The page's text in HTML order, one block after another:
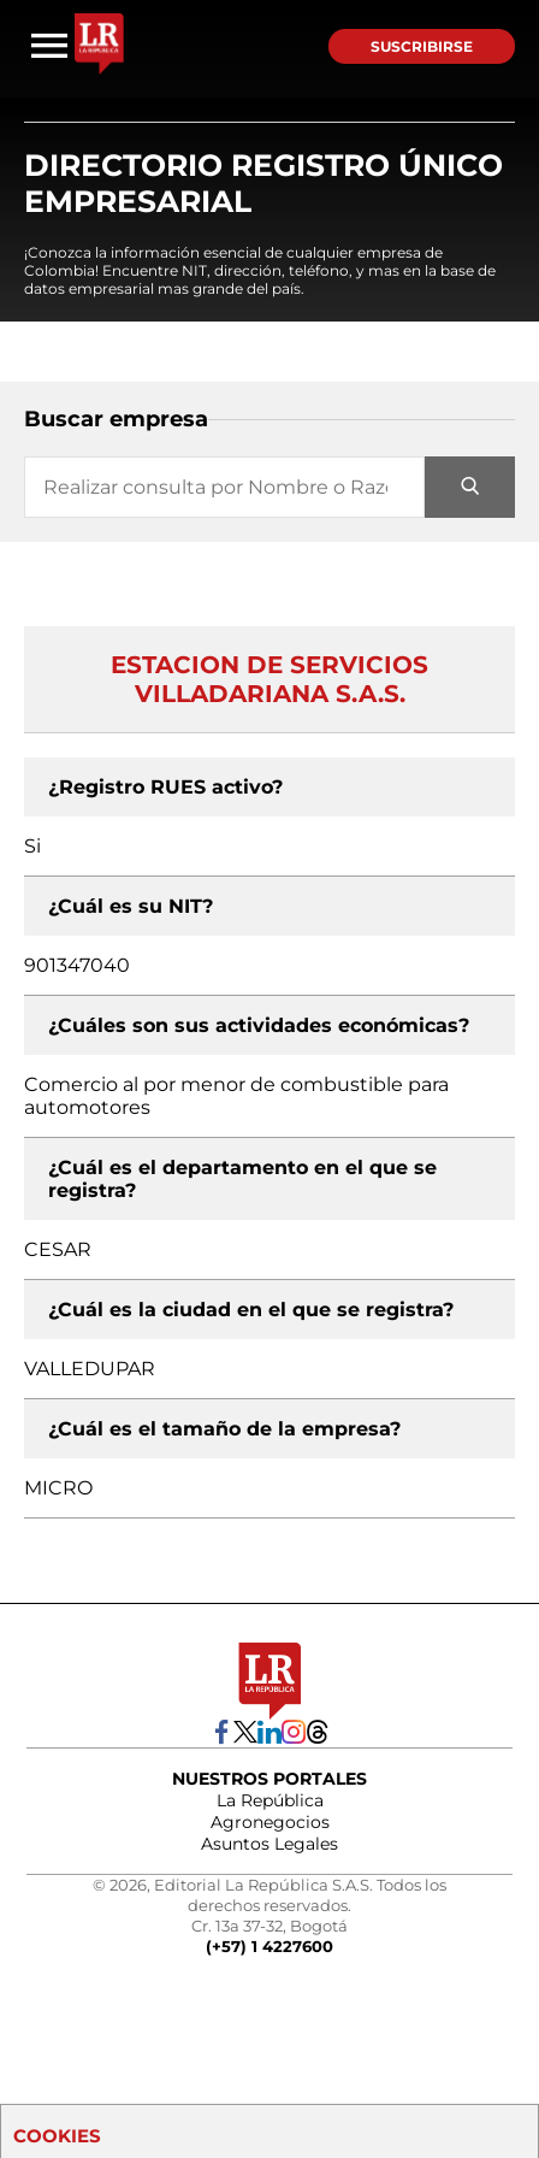
SUSCRIBIRSE
DIRECTORIO REGISTRO ÚNICO
EMPRESARIAL
¡Conozca la información esencial de cualquier empresa de
Colombia! Encuentre NIT, dirección, teléfono, y mas en la base de
datos empresarial mas grande del país.
Buscar empresa
ESTACION DE SERVICIOS
VILLADARIANA S.A.S.
¿Registro RUES activo?
Si
¿Cuál es su NIT?
901347040
¿Cuáles son sus actividades económicas?
Comercio al por menor de combustible para
automotores
¿Cuál es el departamento en el que se
registra?
CESAR
¿Cuál es la ciudad en el que se registra?
VALLEDUPAR
¿Cuál es el tamaño de la empresa?
MICRO
NUESTROS PORTALES
La República
Agronegocios
Asuntos Legales
© 2026, Editorial La República S.A.S. Todos los
derechos reservados.
Cr. 13a 37-32, Bogotá
(+57) 1 4227600
COOKIES